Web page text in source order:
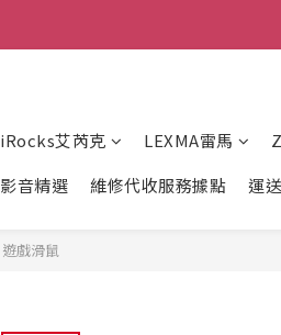
iRocks艾芮克 LEXMA雷馬
影音精選
維修代收服務據點 運
遊戲滑鼠